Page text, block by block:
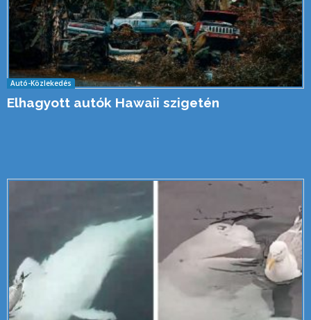
Autó-Közlekedés
Elhagyott autók Hawaii szigetén